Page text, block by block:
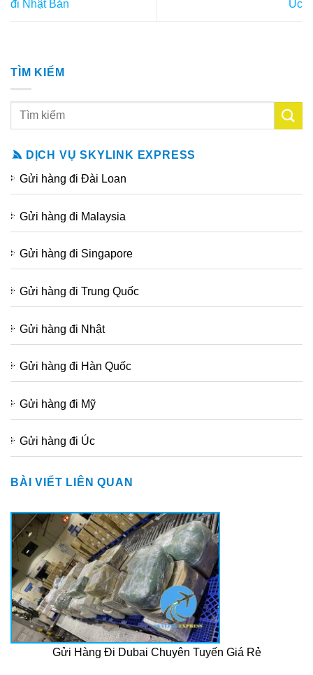
đi Nhật Bản
Úc
TÌM KIẾM
DỊCH VỤ SKYLINK EXPRESS
Gửi hàng đi Đài Loan
Gửi hàng đi Malaysia
Gửi hàng đi Singapore
Gửi hàng đi Trung Quốc
Gửi hàng đi Nhật
Gửi hàng đi Hàn Quốc
Gửi hàng đi Mỹ
Gửi hàng đi Úc
BÀI VIẾT LIÊN QUAN
Gửi Hàng Đi Dubai Chuyên Tuyến Giá Rẻ